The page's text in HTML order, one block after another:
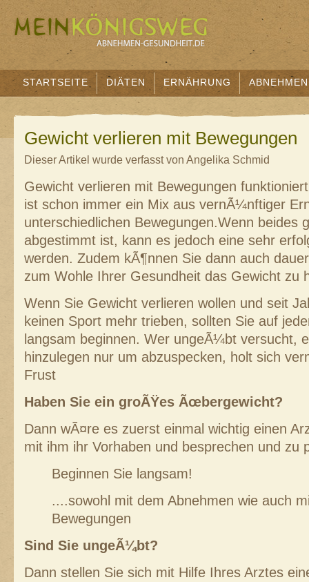
STARTSEITE DIÄTEN ERNÄHRUNG ABNEHMEN
Gewicht verlieren mit Bewegungen
Dieser Artikel wurde verfasst von Angelika Schmid
Gewicht verlieren mit Bewegungen
ist schon immer ein Mix aus vernÃ¼nftiger
unterschiedlichen Bewegungen.Wenn beides
abgestimmt ist, kann es jedoch eine sehr
werden. Zudem kÃ¶nnen Sie dann auch
zum Wohle Ihrer Gesundheit das Gewicht zu
Wenn Sie Gewicht verlieren wollen und seit
keinen Sport mehr trieben, sollten Sie auf
langsam beginnen. Wer ungeÃ¼bt versucht,
hinzulegen nur um abzuspecken, holt sich
Frust
Haben Sie ein groÃŸes Ãœbergewicht?
Dann wÃ¤re es zuerst einmal wichtig einen
mit ihm ihr Vorhaben und besprechen und zu
Beginnen Sie langsam!
....sowohl mit dem Abnehmen wie auch
Bewegungen
Sind Sie ungeÃ¼bt?
Dann stellen Sie sich mit Hilfe Ihres Arztes